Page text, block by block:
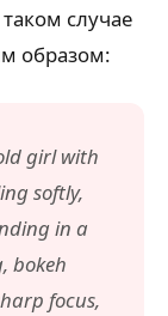
случае
образом:
girl with
softly,
in a
bokeh
focus,